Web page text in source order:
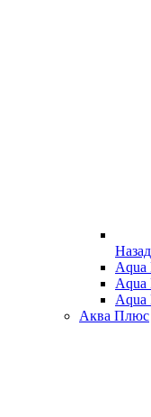
Назад
Aqua
Aqua
Aqua
Аква Плюс